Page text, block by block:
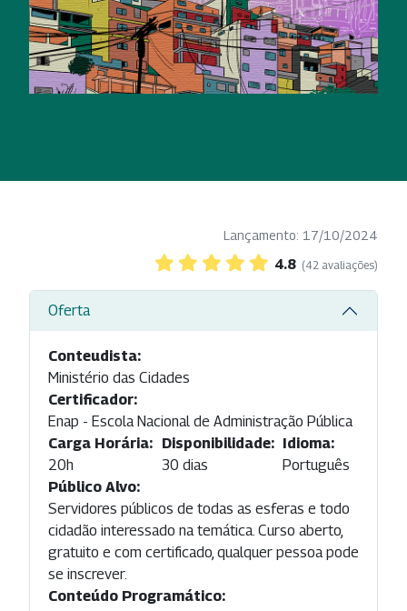
Lançamento: 17/10/2024
4.8 (42 avaliações)
Oferta
Conteudista:
Ministério das Cidades
Certificador:
Enap - Escola Nacional de Administração Pública
Carga Horária:
20h
Disponibilidade:
30 dias
Idioma:
Português
Público Alvo:
Servidores públicos de todas as esferas e todo
cidadão interessado na temática. Curso aberto,
gratuito e com certificado, qualquer pessoa pode
se inscrever.
Conteúdo Programático: